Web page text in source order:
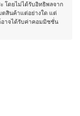
โดยไม่ได้รับอิทธิพลจาก
ตสินค้าแต่อย่างใด แต่
อาจได้รับค่าคอมมิชชั่น